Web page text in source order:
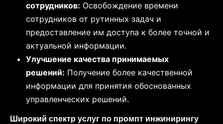
сотрудников: Освобождение времени
сотрудников от рутинных задач и
предоставление им доступа к более точной и
актуальной информации.
Улучшение качества принимаемых
решений: Получение более качественной
информации для принятия обоснованных
управленческих решений.
Широкий спектр услуг по промпт инжинирингу